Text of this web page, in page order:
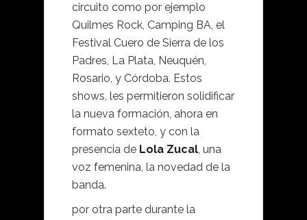
circuito como por ejemplo
Quilmes Rock, Camping BA, el
Festival Cuero de Sierra de los
Padres, La Plata, Neuquén,
Rosario, y Córdoba. Estos
shows, les permitieron solidificar
la nueva formación, ahora en
formato sexteto, y con la
presencia de Lola Zucal, una
voz femenina, la novedad de la
banda.
por otra parte durante la